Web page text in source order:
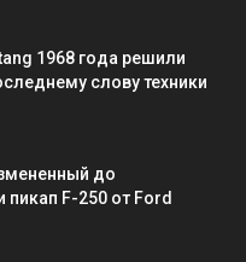
1968 года решили
слову техники
до
пикап F-250 от Ford